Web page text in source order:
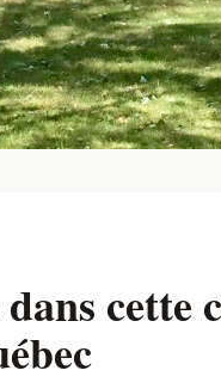
cette